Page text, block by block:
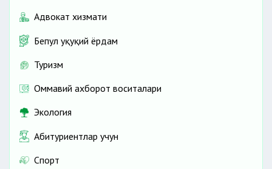
Адвокат хизмати
Бепул ҳуқуқий ёрдам
Туризм
Оммавий ахборот воситалари
Экология
Абитуриентлар учун
Спорт